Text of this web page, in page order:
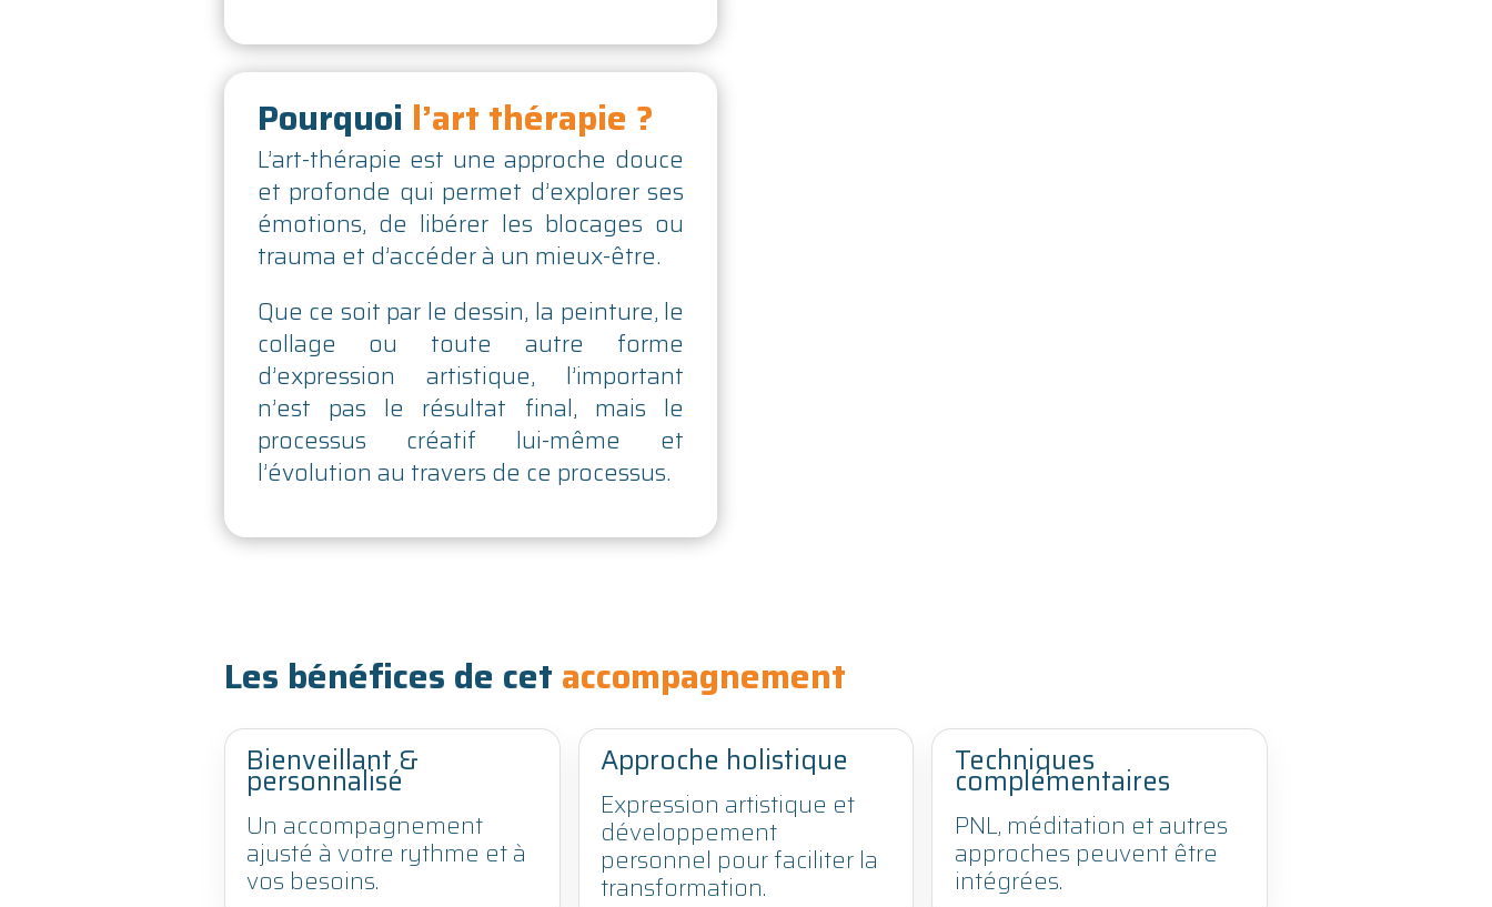
Pourquoi l’art thérapie ?
L’art-thérapie est une approche douce
et profonde qui permet d’explorer ses
émotions, de libérer les blocages ou
trauma et d’accéder à un mieux-être.
Que ce soit par le dessin, la peinture, le
collage ou toute autre forme
d’expression artistique, l’important
n’est pas le résultat final, mais le
processus créatif lui-même et
l’évolution au travers de ce processus.
Les bénéfices de cet accompagnement
Bienveillant &
personnalisé
Un accompagnement
ajusté à votre rythme et à
vos besoins.
Approche holistique
Expression artistique et
développement
personnel pour faciliter la
transformation.
Techniques
complémentaires
PNL, méditation et autres
approches peuvent être
intégrées.